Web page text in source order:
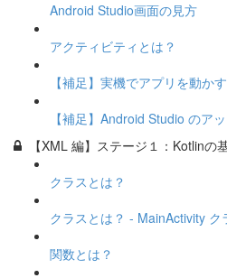
Android Studio画面の見方
アクティビティとは？
【補足】実機でアプリを動か
【補足】Android Studio のア
【XML 編】ステージ１：Kotlinの
クラスとは？
クラスとは？ - MainActivity ク
関数とは？